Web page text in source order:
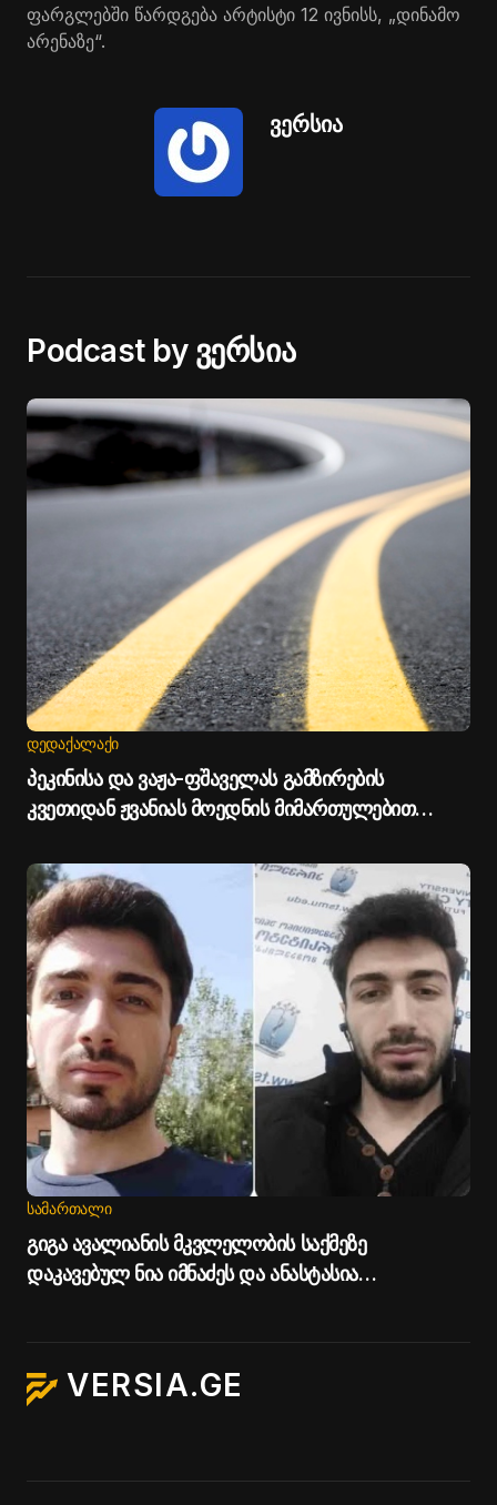
ფარგლებში წარდგება არტისტი 12 ივნისს, „დინამო
არენაზე“.
ვერსია
Podcast by ვერსია
ᲓᲔᲓᲐᲥᲐᲚᲐᲥᲘ
პეკინისა და ვაჟა-ფშაველას გამზირების
კვეთიდან ჟვანიას მოედნის მიმართულებით
მერია
ᲡᲐᲛᲐᲠᲗᲐᲚᲘ
გიგა ავალიანის მკვლელობის საქმეზე
დაკავებულ ნია იმნაძეს და ანასტასია
VERSIA.GE